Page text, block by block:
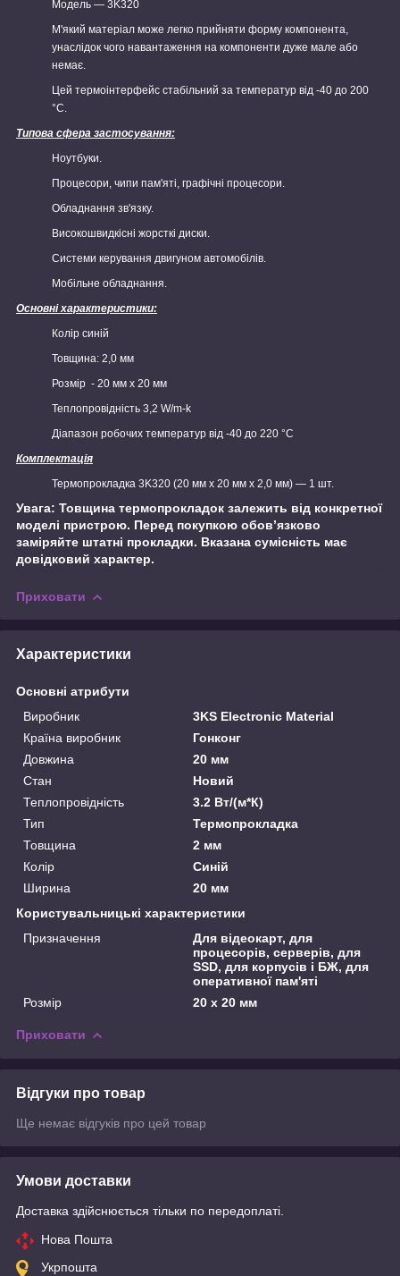
Модель — 3K320
М'який матеріал може легко прийняти форму компонента,
унаслідок чого навантаження на компоненти дуже мале або
немає.
Цей термоінтерфейс стабільний за температур від -40 до 200
°C.
Типова сфера застосування:
Ноутбуки.
Процесори, чипи пам'яті, графічні процесори.
Обладнання зв'язку.
Високошвидкісні жорсткі диски.
Системи керування двигуном автомобілів.
Мобільне обладнання.
Основні характеристики:
Колір синій
Товщина: 2,0 мм
Розмір - 20 мм х 20 мм
Теплопровідність 3,2 W/m-k
Діапазон робочих температур від -40 до 220 °C
Комплектація
Термопрокладка 3K320 (20 мм х 20 мм х 2,0 мм) — 1 шт.
Увага: Товщина термопрокладок залежить від конкретної
моделі пристрою. Перед покупкою обов’язково
заміряйте штатні прокладки. Вказана сумісність має
довідковий характер.
Приховати
Характеристики
Основні атрибути
Виробник
3KS Electronic Material
Країна виробник
Гонконг
Довжина
20 мм
Стан
Новий
Теплопровідність
3.2 Вт/(м*К)
Тип
Термопрокладка
Товщина
2 мм
Колір
Синій
Ширина
20 мм
Користувальницькі характеристики
Призначення
Для відеокарт, для
процесорів, серверів, для
SSD, для корпусів і БЖ, для
оперативної пам'яті
Розмір
20 х 20 мм
Приховати
Відгуки про товар
Ще немає відгуків про цей товар
Умови доставки
Доставка здійснюється тільки по передоплаті.
Нова Пошта
Укрпошта